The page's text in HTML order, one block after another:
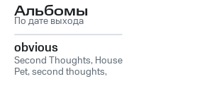
Альбомы
По дате выхода
obvious
Second Thoughts, House
Pet,second thoughts,